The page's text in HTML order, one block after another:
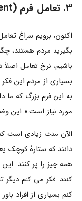
3. تعامل فرم (Form engagement)
اکنون، برویم سراغ
بگیرید مردم هستند،
باشیم، نرخ تعامل
بسیاری از مردم این
مورد نیاز است.» این
الآن مدت زیادی است
دانند که ستارۀ کوچک
همه چیز را پر کنند.
کنند. فکر می کنم دیگر
کنم بسیاری از افراد